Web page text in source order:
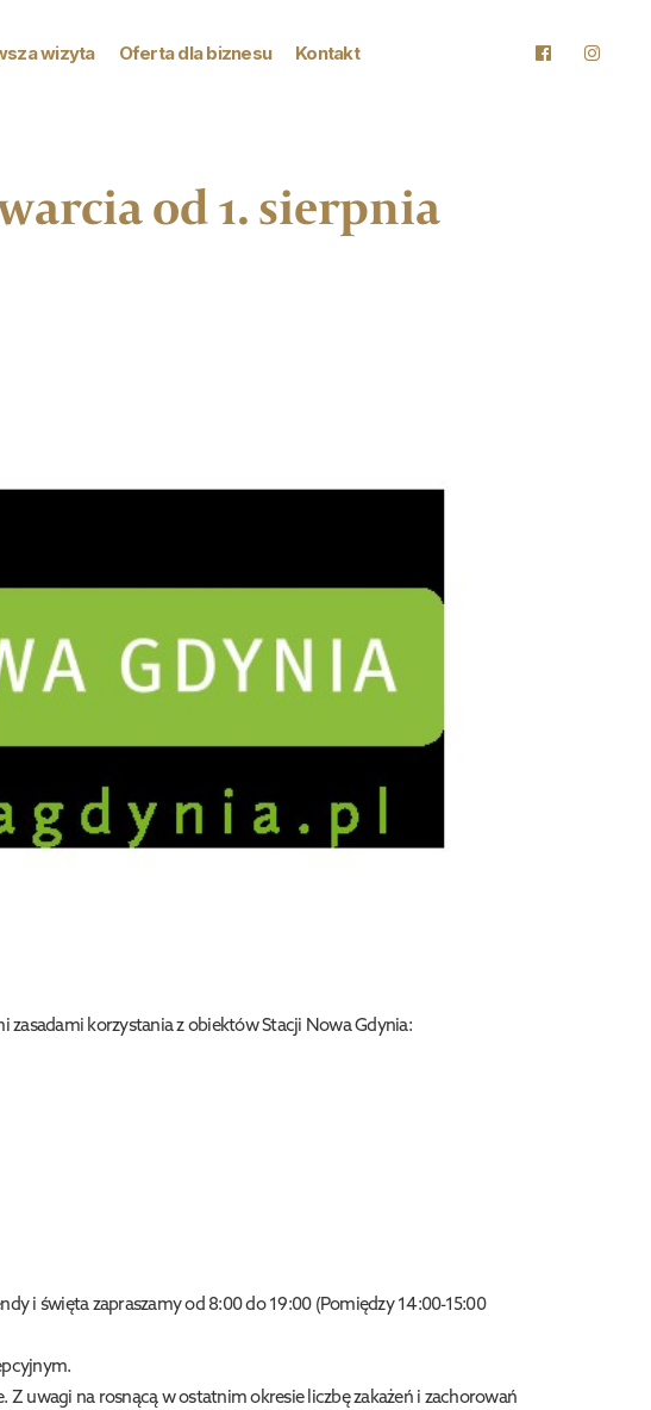
wizyta Oferta dla biznesu Kontakt
od 1. sierpnia
korzystania z obiektów Stacji Nowa Gdynia:
i święta zapraszamy od 8:00 do 19:00 (Pomiędzy 14:00-15:00
Z uwagi na rosnącą w ostatnim okresie liczbę zakażeń i zachorowań